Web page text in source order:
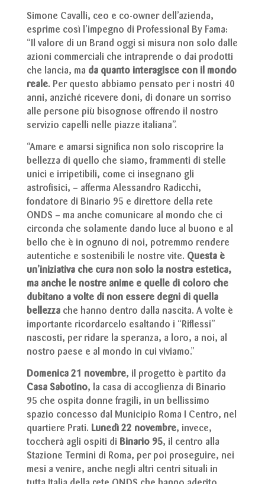
Simone Cavalli, ceo e co-owner dell’azienda,
esprime così l’impegno di Professional By Fama:
“Il valore di un Brand oggi si misura non solo dalle
azioni commerciali che intraprende o dai prodotti
che lancia, ma da quanto interagisce con il mondo
reale. Per questo abbiamo pensato per i nostri 40
anni, anziché ricevere doni, di donare un sorriso
alle persone più bisognose offrendo il nostro
servizio capelli nelle piazze italiana”.
“Amare e amarsi significa non solo riscoprire la
bellezza di quello che siamo, frammenti di stelle
unici e irripetibili, come ci insegnano gli
astrofisici, – afferma Alessandro Radicchi,
fondatore di Binario 95 e direttore della rete
ONDS – ma anche comunicare al mondo che ci
circonda che solamente dando luce al buono e al
bello che è in ognuno di noi, potremmo rendere
autentiche e sostenibili le nostre vite. Questa è
un’iniziativa che cura non solo la nostra estetica,
ma anche le nostre anime e quelle di coloro che
dubitano a volte di non essere degni di quella
bellezzache hanno dentro dalla nascita. A volte è
importante ricordarcelo esaltando i “Riflessi”
nascosti, per ridare la speranza, a loro, a noi, al
nostro paese e al mondo in cui viviamo.”
Domenica 21 novembre, il progetto è partito da
Casa Sabotino, la casa di accoglienza di Binario
95 che ospita donne fragili, in un bellissimo
spazio concesso dal Municipio Roma I Centro, nel
quartiere Prati. Lunedì 22 novembre, invece,
toccherà agli ospiti di Binario 95, il centro alla
Stazione Termini di Roma, per poi proseguire, nei
mesi a venire, anche negli altri centri situali in